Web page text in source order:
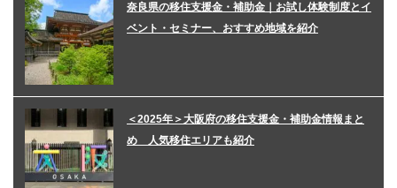
奈良県の移住支援金・補助金｜お試し体験制度とイ
ベント・セミナー、おすすめ地域を紹介
＜2025年＞大阪府の移住支援金・補助金情報まと
め 人気移住エリアも紹介